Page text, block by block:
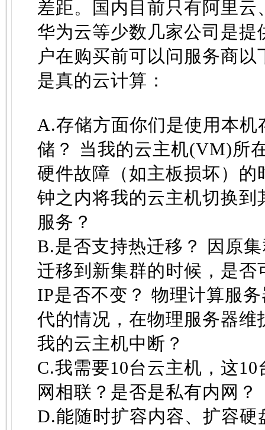
差距。国内目前只有阿里云
华为云等少数几家公司是提
户在购买前可以问服务商
是真的云计算：
A.存储方面你们是使用本机
储？ 当我的云主机(VM)所
硬件故障（如主板损坏）的
钟之内将我的云主机切换到
服务？
B.是否支持热迁移？ 因原
迁移到新集群的时候，是否
IP是否不变？ 物理计算服
代的情况，在物理服务器维
我的云主机中断？
C.我需要10台云主机，这
网相联？是否是私有内网？
D.能随时扩容内容、扩容